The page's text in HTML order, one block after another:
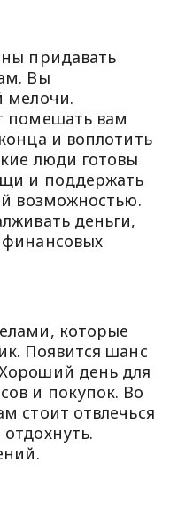
придавать
Вы
мелочи.
помешать вам
и воплотить
люди готовы
и поддержать
возможностью.
деньги,
финансовых
которые
Появится шанс
день для
и покупок. Во
стоит отвлечься